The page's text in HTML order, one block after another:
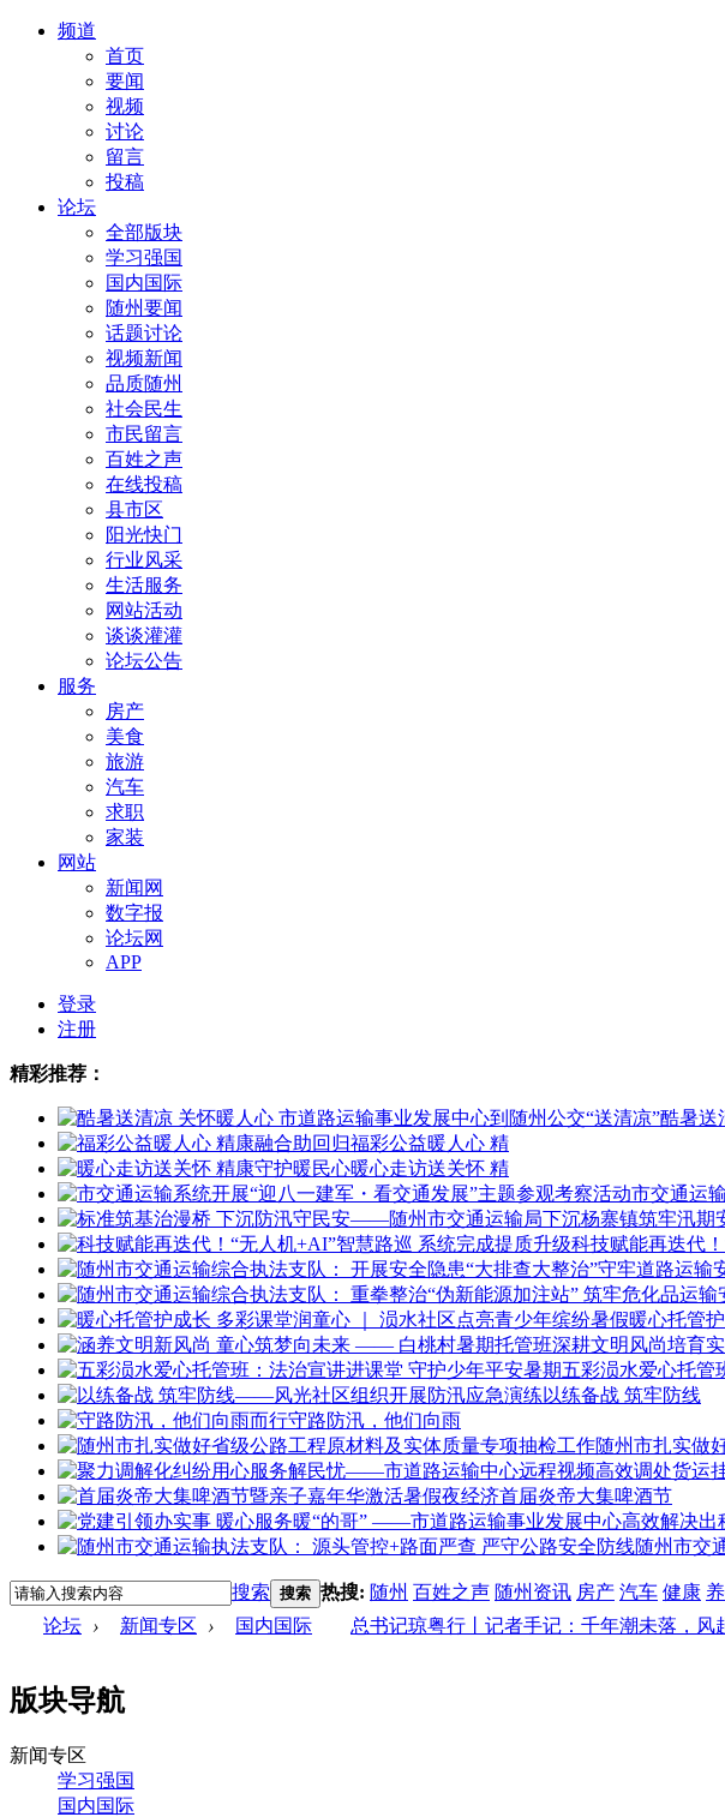
频道
首页
要闻
视频
讨论
留言
投稿
论坛
全部版块
学习强国
国内国际
随州要闻
话题讨论
视频新闻
品质随州
社会民生
市民留言
百姓之声
在线投稿
县市区
阳光快门
行业风采
生活服务
网站活动
谈谈灌灌
论坛公告
服务
房产
美食
旅游
汽车
求职
家装
网站
新闻网
数字报
论坛网
APP
登录
注册
精彩推荐：
酷暑送
福彩公益暖人心 精
暖心走访送关怀 精
市交通运
科技赋能再迭代
暖心托管
五彩涢水爱心托管
以练备战 筑牢防线
守路防汛，他们向雨
随州市扎实做
首届炎帝大集啤酒节
随州市交
搜索 搜索 热搜: 随州 百姓之声 随州资讯 房产 汽车 健康
论坛 › 新闻专区 › 国内国际 总书记琼粤行丨记者手记：千年潮未落，风
版块导航
新闻专区
学习强国
国内国际